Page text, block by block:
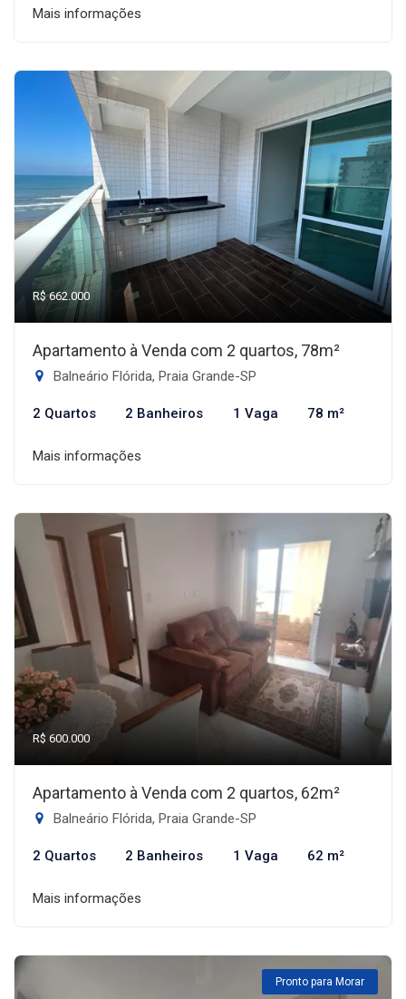
Mais informações
R$ 662.000
Apartamento à Venda com 2 quartos, 78m²
Balneário Flórida, Praia Grande-SP
2 Quartos 2 Banheiros 1 Vaga 78 m²
Mais informações
R$ 600.000
Apartamento à Venda com 2 quartos, 62m²
Balneário Flórida, Praia Grande-SP
2 Quartos 2 Banheiros 1 Vaga 62 m²
Mais informações
Pronto para Morar